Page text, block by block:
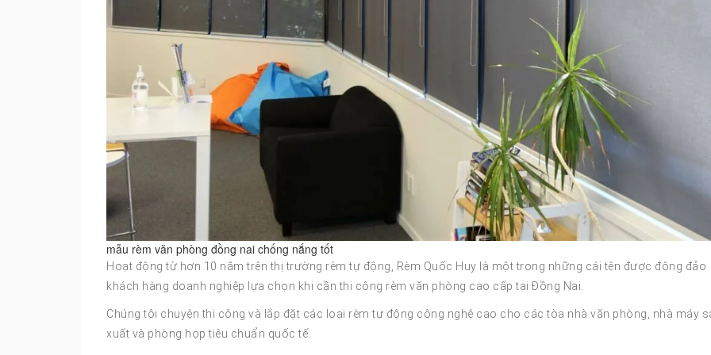
mẫu rèm văn phòng đồng nai chống nắng tốt
Hoạt động từ hơn 10 năm trên thị trường rèm tự động, Rèm Quốc Huy là một trong những cái tên được đông đảo
khách hàng doanh nghiệp lựa chọn khi cần thi công rèm văn phòng cao cấp tại Đồng Nai.
Chúng tôi chuyên thi công và lắp đặt các loại rèm tự động công nghệ cao cho các tòa nhà văn phòng, nhà máy
xuất và phòng họp tiêu chuẩn quốc tế.